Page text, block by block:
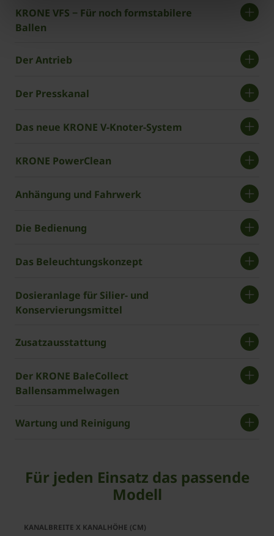
KRONE VFS − Für noch formstabilere
Ballen
Der Antrieb
Der Presskanal
Das neue KRONE V-Knoter-System
KRONE PowerClean
Anhängung und Fahrwerk
Die Bedienung
Das Beleuchtungskonzept
Dosieranlage für Silier- und
Konservierungsmittel
Zusatzausstattung
Der KRONE BaleCollect
Ballensammelwagen
Wartung und Reinigung
Für jeden Einsatz das passende
Modell
BiG